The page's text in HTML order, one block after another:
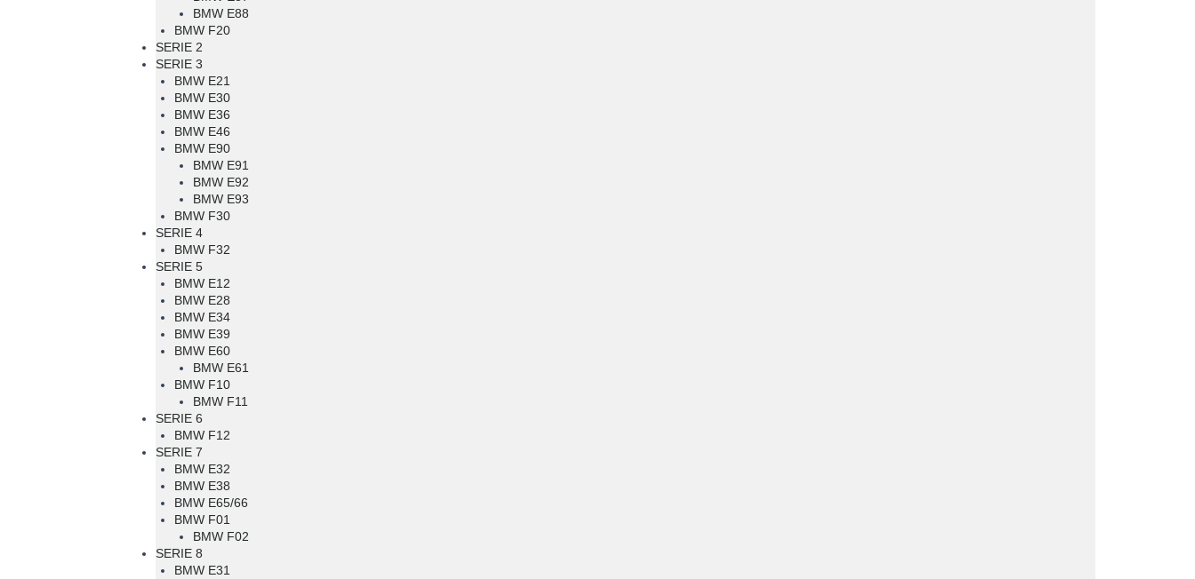
BMW E88
BMW F20
SERIE 2
SERIE 3
BMW E21
BMW E30
BMW E36
BMW E46
BMW E90
BMW E91
BMW E92
BMW E93
BMW F30
SERIE 4
BMW F32
SERIE 5
BMW E12
BMW E28
BMW E34
BMW E39
BMW E60
BMW E61
BMW F10
BMW F11
SERIE 6
BMW F12
SERIE 7
BMW E32
BMW E38
BMW E65/66
BMW F01
BMW F02
SERIE 8
BMW E31